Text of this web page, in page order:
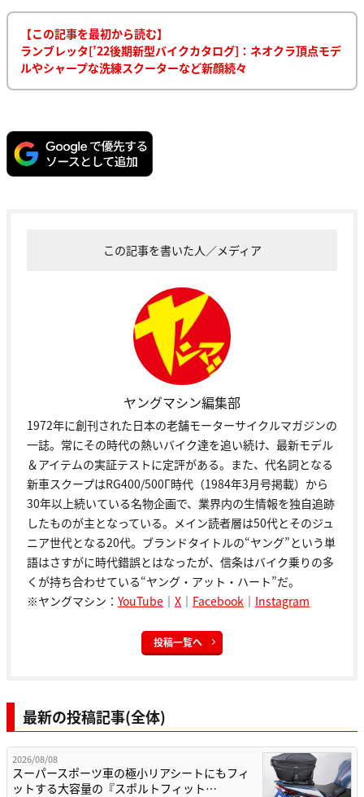
【この記事を最初から読む】
ランブレッタ[’22後期新型バイクカタログ]：ネオクラ頂点モデ
ルやシャープな洗練スクーターなど新顔続々
この記事を書いた人／メディア
ヤングマシン編集部
1972年に創刊された日本の老舗モーターサイクルマガジンの
一誌。常にその時代の熱いバイク達を追い続け、最新モデル
＆アイテムの実証テストに定評がある。また、代名詞となる
新車スクープはRG400/500Γ時代（1984年3月号掲載）から
30年以上続いている名物企画で、業界内の生情報を独自追跡
したものが主となっている。メイン読者層は50代とそのジュ
ニア世代となる20代。ブランドタイトルの“ヤング”という単
語はさすがに時代錯誤とはなったが、信条はバイク乗りの多
くが持ち合わせている“ヤング・アット・ハート”だ。
※ヤングマシン： YouTube ｜ X ｜ Facebook ｜ Instagram
投稿一覧へ
最新の投稿記事(全体)
2026/08/08
スーパースポーツ車の極小リアシートにもフィ
ットする大容量の『スポルトフィット…